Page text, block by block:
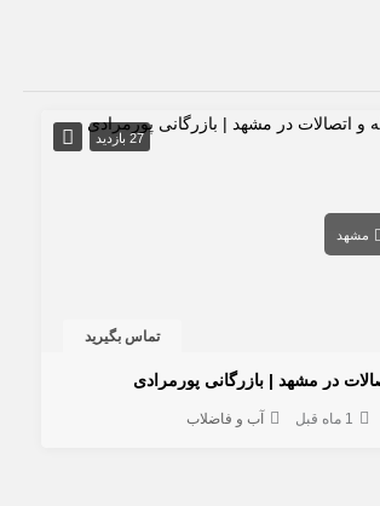
27 بازدید
مشهد
تماس بگیرید
در مشهد | بازرگانی پورمرادی
1 ماه قبل آب و فاضلاب